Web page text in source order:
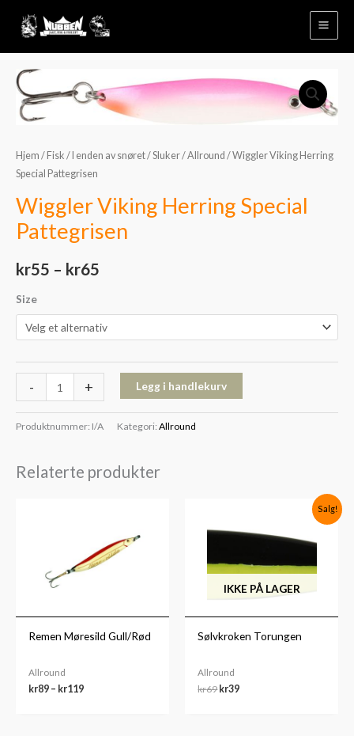
innholdet
Hjem / Fisk / I enden av snøret/Sluker/Allround / Wiggler Viking Herring
Special Pattegrisen
Wiggler Viking Herring Special
Pattegrisen
kr55 – kr65
Prisområde:
kr55
Size
-
Wiggler
Viking
Herring
Pattegrisen
antall
+ Legg i handlekurv
Produktnummer: I/A Kategori: Allround
Relaterte produkter
Remen Møresild Gull/Rød
Allround
kr89 – kr119
Salg!
IKKE PÅ LAGER
Sølvkroken Torungen
Allround
kr69
var:
kr39
er: